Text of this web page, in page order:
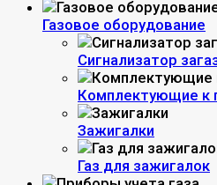
Газовое оборудование
Сигнализатор
Комплектующие к
Зажигалки
Газ для зажигалок